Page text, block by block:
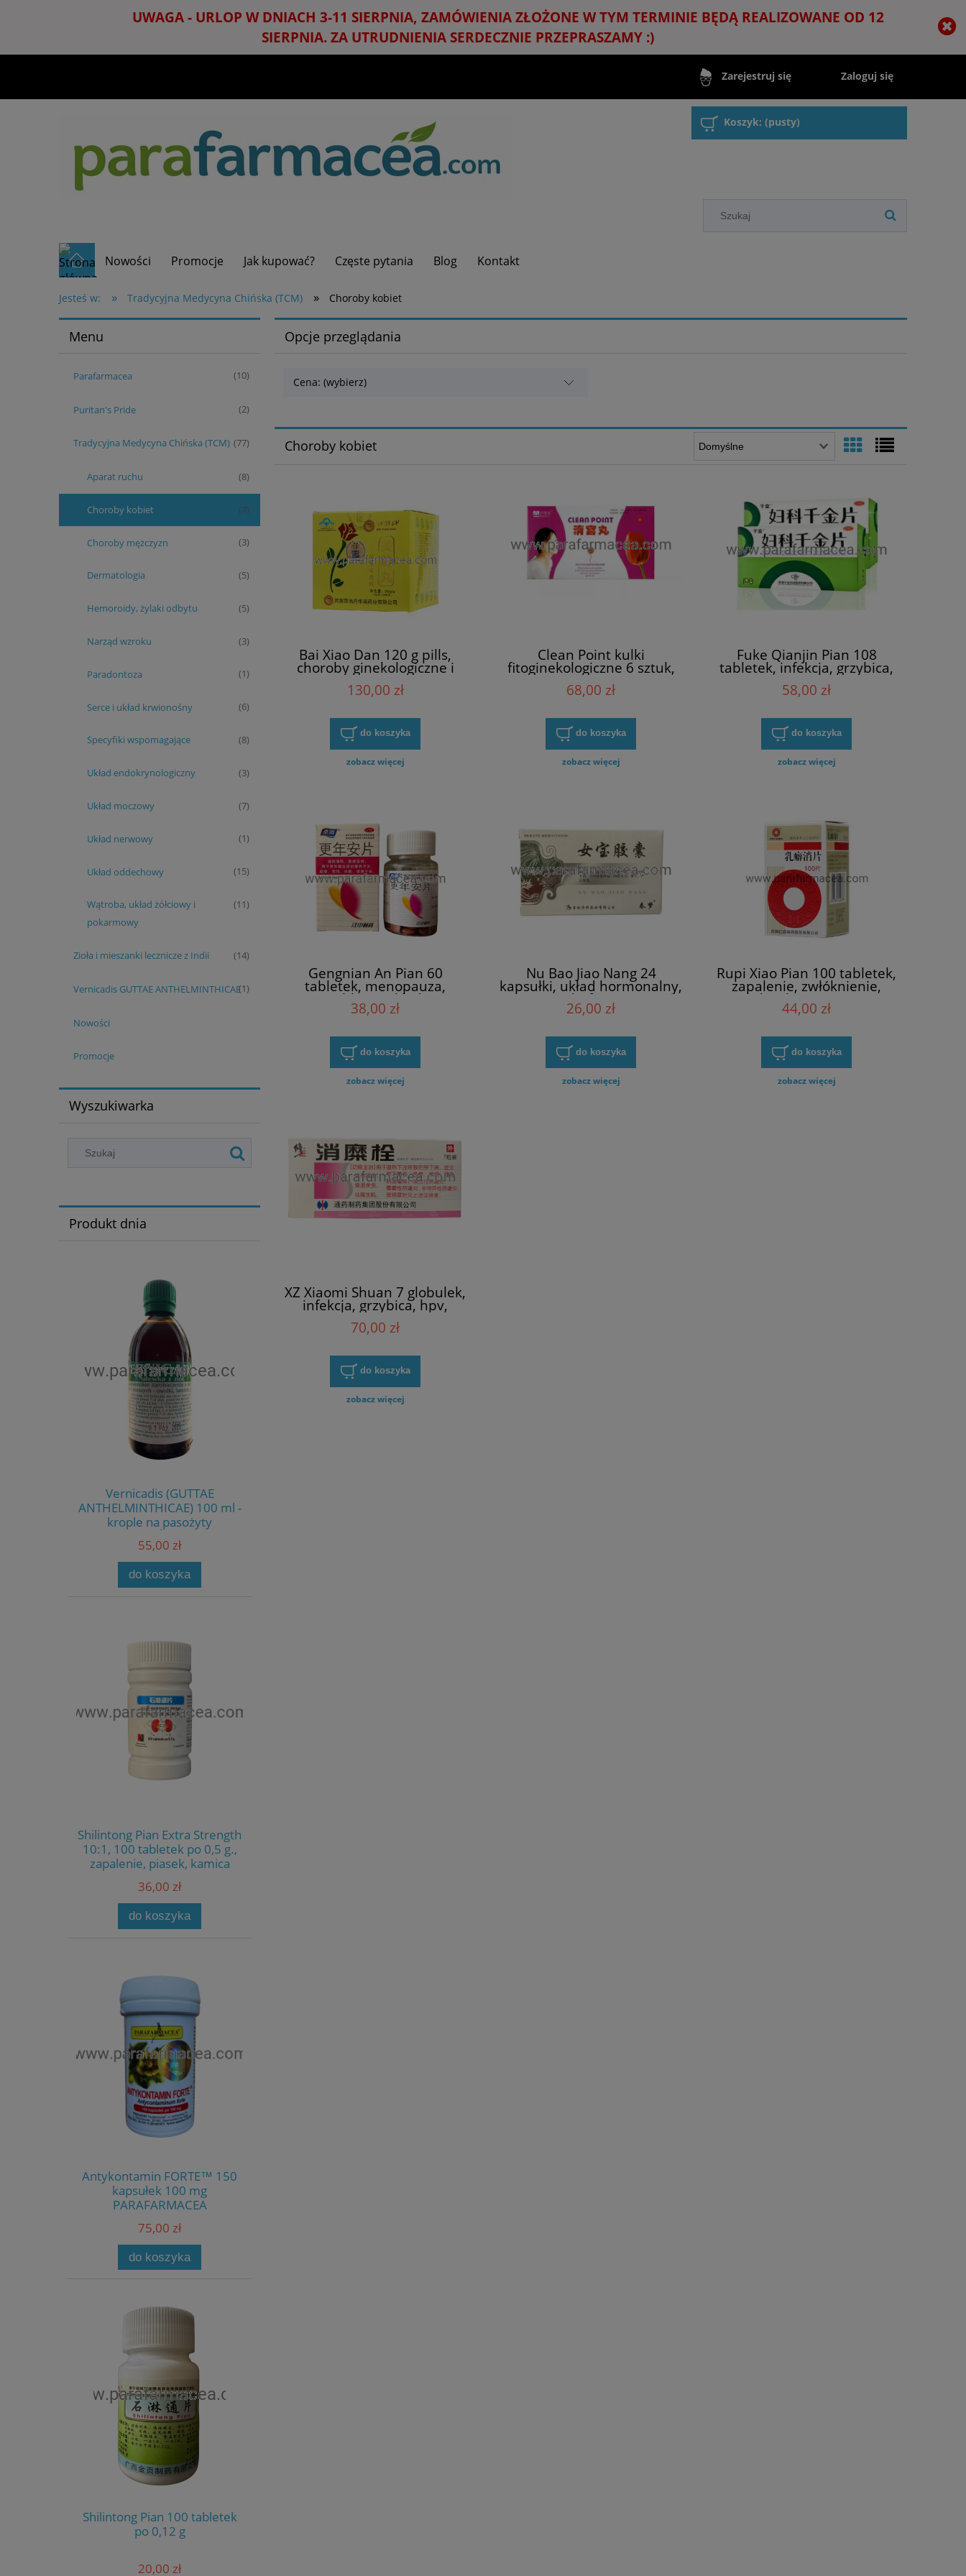
UWAGA - URLOP W DNIACH 3-11 SIERPNIA, ZAMÓWIENIA ZŁOŻONE W TYM TERMINIE BĘDĄ REALIZOWANE OD 12
SIERPNIA. ZA UTRUDNIENIA SERDECZNIE PRZEPRASZAMY :)
Zarejestruj się Zaloguj się
Koszyk: (pusty)
Nowości Promocje Jak kupować? Częste pytania Blog Kontakt
Jesteś w: » Tradycyjna Medycyna Chińska (TCM) » Choroby kobiet
Menu
Parafarmacea (10)
Puritan's Pride (2)
Tradycyjna Medycyna Chińska (TCM) (77)
Aparat ruchu (8)
Choroby kobiet (7)
Choroby mężczyzn (3)
Dermatologia (5)
Hemoroidy, żylaki odbytu (5)
Narząd wzroku (3)
Paradontoza (1)
Serce i układ krwionośny (6)
Specyfiki wspomagające (8)
Układ endokrynologiczny (3)
Układ moczowy (7)
Układ nerwowy (1)
Układ oddechowy (15)
Wątroba, układ żółciowy i
pokarmowy
(11)
Zioła i mieszanki lecznicze z Indii (14)
Vernicadis GUTTAE ANTHELMINTHICAE(1)
Nowości
Promocje
Wyszukiwarka
Produkt dnia
Vernicadis (GUTTAE
ANTHELMINTHICAE) 100 ml -
krople na pasożyty
01.PAŹ.2026
55,00 zł
do koszyka
Shilintong Pian Extra Strength
10:1, 100 tabletek po 0,5 g.,
zapalenie, piasek, kamica
układu moczowego,
żółciowego
36,00 zł
do koszyka
Antykontamin FORTE™ 150
kapsułek 100 mg
PARAFARMACEA
75,00 zł
do koszyka
Shilintong Pian 100 tabletek
po 0,12 g
20,00 zł
Opcje przeglądania
Cena: (wybierz)
Choroby kobiet
Bai Xiao Dan 120 g pills,
choroby ginekologiczne i
hormonalne, mięśniak,
torbiel, endometrioza
130,00 zł
do koszyka
zobacz więcej
Clean Point kulki
fitoginekologiczne 6 sztuk,
infekcja, hormony, cysta,
mięśniak, polip, torbiel
68,00 zł
do koszyka
zobacz więcej
Fuke Qianjin Pian 108
tabletek, infekcja, grzybica,
endometrioza, torbiel,
mięśniak, polip
58,00 zł
do koszyka
zobacz więcej
Gengnian An Pian 60
tabletek, menopauza,
problemy układu
hormonalnego kobiet
38,00 zł
do koszyka
zobacz więcej
Nu Bao Jiao Nang 24
kapsułki, układ hormonalny,
psychofizyczne
samopoczucie, menopauza
26,00 zł
do koszyka
zobacz więcej
Rupi Xiao Pian 100 tabletek,
zapalenie, zwłóknienie,
dysplazja piersi,
endometrioza, węzły
44,00 zł
do koszyka
zobacz więcej
XZ Xiaomi Shuan 7 globulek,
infekcja, grzybica, hpv,
dysplazja, endometrioza
układu rozrodczego
70,00 zł
do koszyka
zobacz więcej